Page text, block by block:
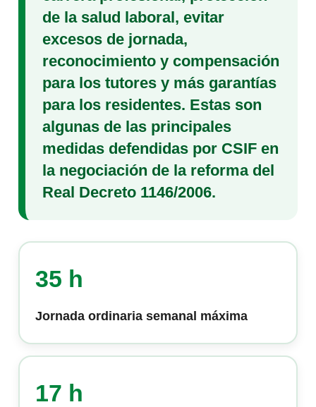
de la salud laboral, evitar
excesos de jornada,
reconocimiento y compensación
para los tutores y más garantías
para los residentes. Estas son
algunas de las principales
medidas defendidas por CSIF en
la negociación de la reforma del
Real Decreto 1146/2006.
35 h
Jornada ordinaria semanal máxima
17 h